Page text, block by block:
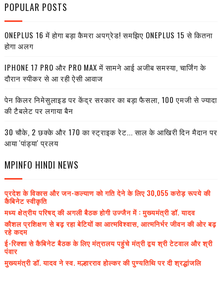
POPULAR POSTS
ONEPLUS 16 में होगा बड़ा कैमरा अपग्रेड! समझिए ONEPLUS 15 से कितना
होगा अलग
IPHONE 17 PRO और PRO MAX में सामने आई अजीब समस्या, चार्जिंग के
दौरान स्पीकर से आ रही ऐसी आवाज
पेन किलर निमेसुलाइड पर केंद्र सरकार का बड़ा फैसला, 100 एमजी से ज्यादा
की टैबलेट पर लगाया बैन
30 चौके, 2 छक्के और 170 का स्ट्राइक रेट... साल के आखिरी दिन मैदान पर
आया 'पांड्या' प्रलय
MPINFO HINDI NEWS
प्रदेश के विकास और जन-कल्याण को गति देने के लिए 30,055 करोड़ रूपये की
कैबिनेट स्वीकृति
मध्य क्षेत्रीय परिषद् की अगली बैठक होगी उज्जैन में : मुख्यमंत्री डॉ. यादव
कौशल प्रशिक्षण से बढ़ रहा बेटियों का आत्मविश्वास, आत्मनिर्भर जीवन की ओर बढ़
रहे कदम
ई-रिक्शा से कैबिनेट बैठक के लिए मंत्रालय पहुंचे मंत्री द्वय श्री टेटवाल और श्री
पंवार
मुख्यमंत्री डॉ. यादव ने स्व. मल्हारराव होल्कर की पुण्यतिथि पर दी श्रद्धांजलि